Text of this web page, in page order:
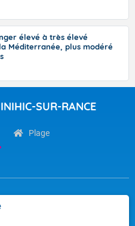
élevé à très élevé
Méditerranée, plus modéré
SUR-RANCE
Plage